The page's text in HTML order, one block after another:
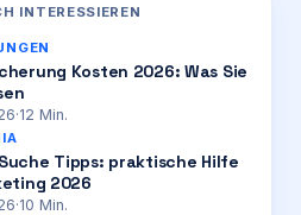
INTERESSIEREN
Kosten 2026: Was Sie
·12 Min.
Tipps: praktische Hilfe
2026
·10 Min.